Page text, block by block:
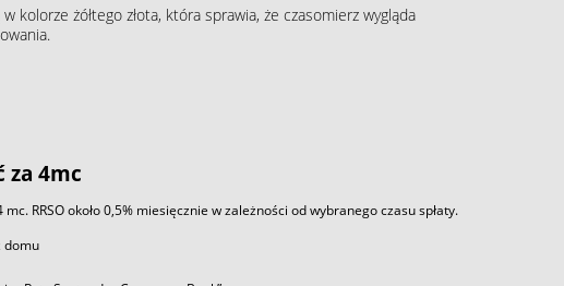
kolorze żółtego złota, która sprawia, że czasomierz wygląda
za 4mc
RRSO około 0,5% miesięcznie w zależności od wybranego czasu spłaty.
domu